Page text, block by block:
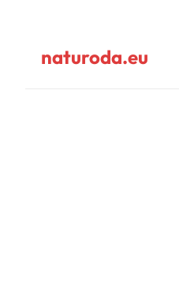
naturoda.eu